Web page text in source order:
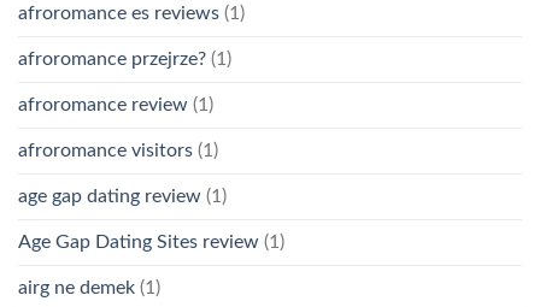
afroromance es reviews (1)
afroromance przejrze? (1)
afroromance review (1)
afroromance visitors (1)
age gap dating review (1)
Age Gap Dating Sites review (1)
airg ne demek (1)